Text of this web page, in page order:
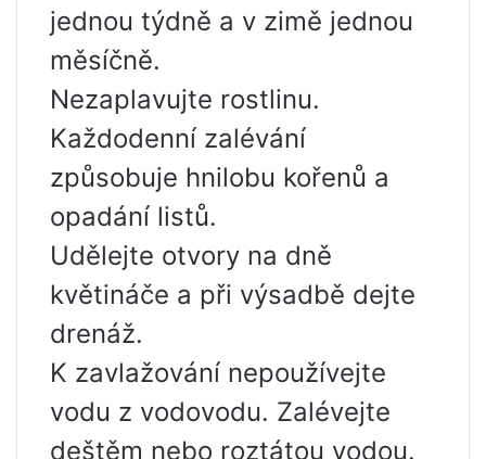
jednou týdně a v zimě jednou
měsíčně.
Nezaplavujte rostlinu.
Každodenní zalévání
způsobuje hnilobu kořenů a
opadání listů.
Udělejte otvory na dně
květináče a při výsadbě dejte
drenáž.
K zavlažování nepoužívejte
vodu z vodovodu. Zalévejte
deštěm nebo roztátou vodou.